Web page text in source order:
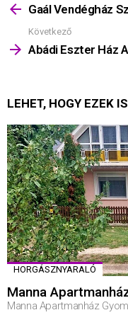
többetGaál Vendégház
Következő
Abádi Eszter Ház
LEHET, HOGY EZEK
HORGÁSZNYARALÓ
Manna
Manna Apartmanház